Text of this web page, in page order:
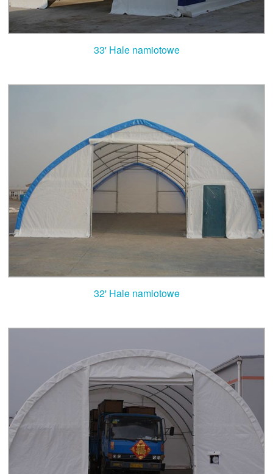
33' Hale namiotowe
32' Hale namiotowe